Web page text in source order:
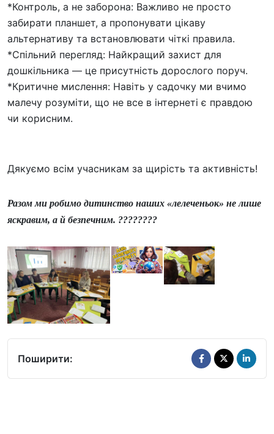
*​Контроль, а не заборона: Важливо не просто
забирати планшет, а пропонувати цікаву
альтернативу та встановлювати чіткі правила.
*​Спільний перегляд: Найкращий захист для
дошкільника — це присутність дорослого поруч.
​*Критичне мислення: Навіть у садочку ми вчимо
малечу розуміти, що не все в інтернеті є правдою
чи корисним.
​Дякуємо всім учасникам за щирість та активність!
Разом ми робимо дитинство наших «лелеченьок» не лише
яскравим, а й безпечним. ????️????
Поширити: